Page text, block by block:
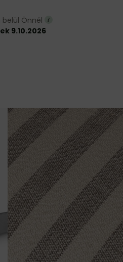
Önnél
9.10.2026